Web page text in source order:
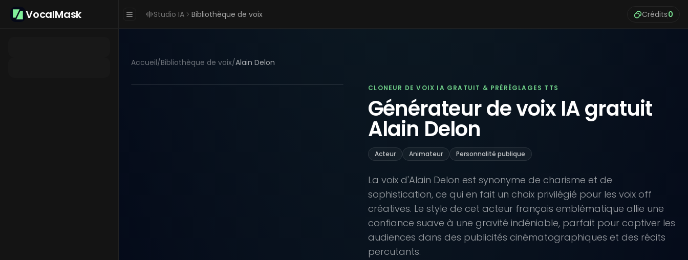
VocalMask Studio IA Bibliothèque de voix Crédits0
Accueil/Bibliothèque de voix/Alain Delon
CLONEUR DE VOIX IA GRATUIT & PRÉRÉGLAGES TTS
Générateur de voix IA gratuit
Alain Delon
Acteur Animateur Personnalité publique
La voix d'Alain Delon est synonyme de charisme et de
sophistication, ce qui en fait un choix privilégié pour les voix off
créatives. Le style de cet acteur français emblématique allie une
confiance suave à une gravité indéniable, parfait pour captiver les
audiences dans des publicités cinématographiques et des récits
percutants.